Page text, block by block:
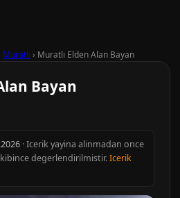
Muratlı › Muratlı Elden Alan Bayan
Bayan
· Icerik yayina alinmadan once
degerlendirilmistir.Icerik